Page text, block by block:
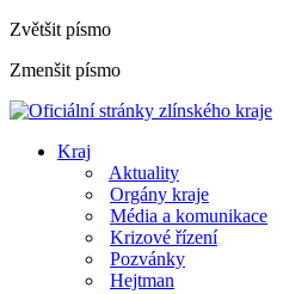
Zvětšit písmo
Zmenšit písmo
Kraj
Aktuality
Orgány kraje
Média a komunikace
Krizové řízení
Pozvánky
Hejtman